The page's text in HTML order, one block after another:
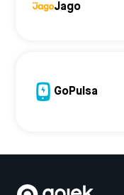
Jago
GoPulsa